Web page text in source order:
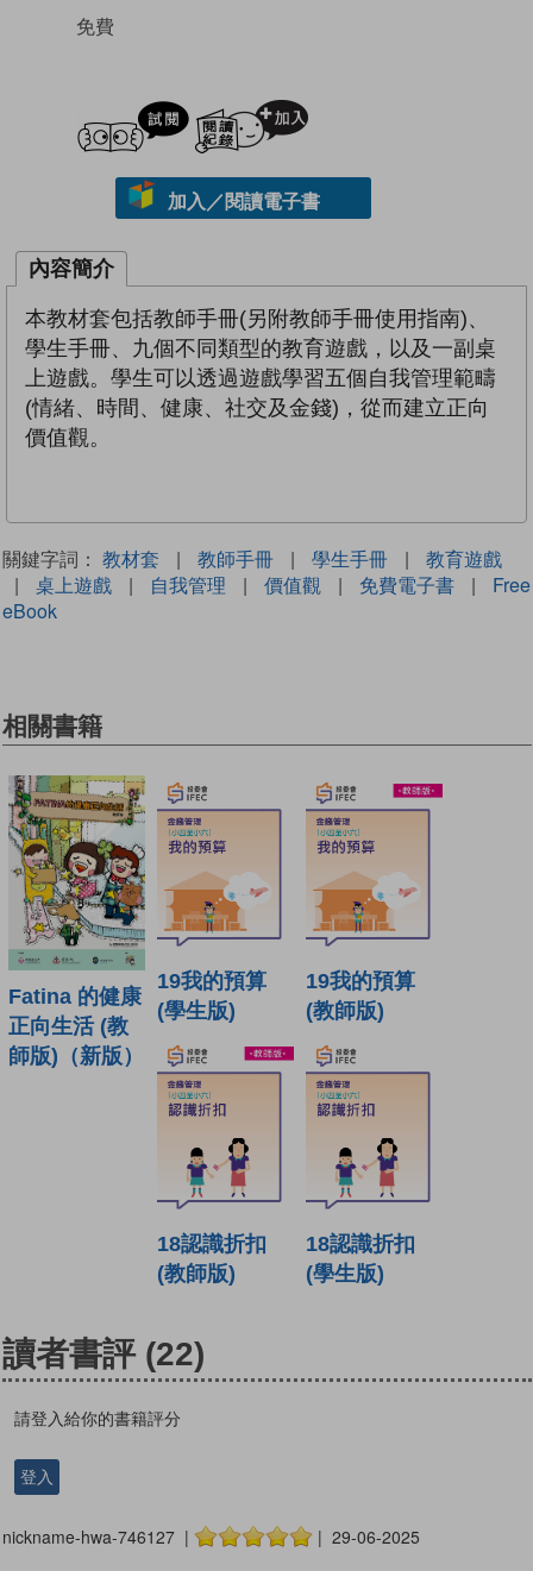
免費
試閲
加入／閱讀電子書
內容簡介
本教材套包括教師手冊(另附教師手冊使用指南)、
學生手冊、九個不同類型的教育遊戲，以及一副桌
上遊戲。學生可以透過遊戲學習五個自我管理範疇
(情緒、時間、健康、社交及金錢)，從而建立正向
價值觀。
關鍵字詞： 教材套 | 教師手冊 | 學生手冊 |
教育遊戲
|
桌上遊戲 | 自我管理 | 價值觀 | 免費電子書 |
Free
eBook
相關書籍
Fatina 的健康
正向生活 (教
師版)（新版）
19我的預算
(學生版)
19我的預算
(教師版)
18認識折扣
(教師版)
18認識折扣
(學生版)
讀者書評 (22)
請登入給你的書籍評分
登入
nickname-hwa-746127 | | 29-06-2025